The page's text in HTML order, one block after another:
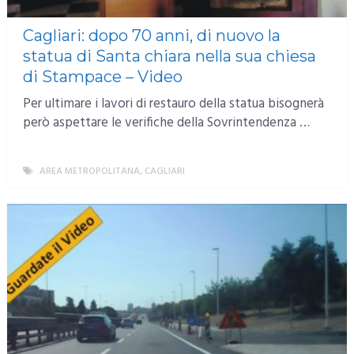
Cagliari: dopo 70 anni, di nuovo la
statua di Santa chiara nella sua chiesa
di Stampace – Video
Per ultimare i lavori di restauro della statua bisognerà
però aspettare le verifiche della Sovrintendenza …
AREA METROPOLITANA, CAGLIARI